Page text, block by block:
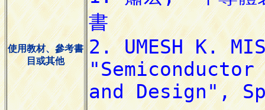
使用教材、參考書
目或其他